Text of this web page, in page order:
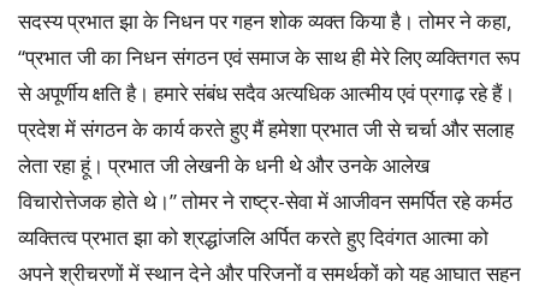
सदस्य प्रभात झा के निधन पर गहन शोक व्यक्त किया है। तोमर ने कहा,
“प्रभात जी का निधन संगठन एवं समाज के साथ ही मेरे लिए व्यक्तिगत रूप
से अपूर्णीय क्षति है। हमारे संबंध सदैव अत्यधिक आत्मीय एवं प्रगाढ़ रहे हैं।
प्रदेश में संगठन के कार्य करते हुए मैं हमेशा प्रभात जी से चर्चा और सलाह
लेता रहा हूं। प्रभात जी लेखनी के धनी थे और उनके आलेख
विचारोत्तेजक होते थे।” तोमर ने राष्ट्र-सेवा में आजीवन समर्पित रहे कर्मठ
व्यक्तित्व प्रभात झा को श्रद्धांजलि अर्पित करते हुए दिवंगत आत्मा को
अपने श्रीचरणों में स्थान देने और परिजनों व समर्थकों को यह आघात सहन